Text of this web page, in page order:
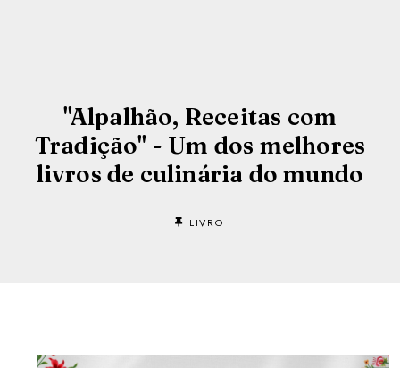
"Alpalhão, Receitas com
Tradição" - Um dos melhores
livros de culinária do mundo
LIVRO